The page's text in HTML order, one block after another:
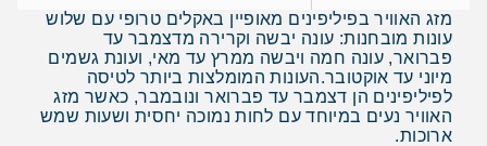
מזג האוויר בפיליפינים מאופיין באקלים טרופי עם שלוש
עונות מובחנות: עונה יבשה וקרירה מדצמבר עד
פברואר, עונה חמה ויבשה ממרץ עד מאי, ועונת גשמים
מיוני עד אוקטובר.העונות המומלצות ביותר לטיסה
לפיליפינים הן דצמבר עד פברואר ונובמבר, כאשר מזג
האוויר נעים במיוחד עם לחות נמוכה יחסית ושעות שמש
ארוכות.